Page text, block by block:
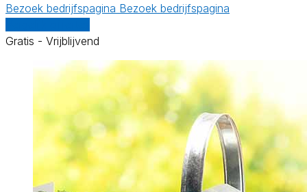
Bezoek bedrijfspagina Bezoek bedrijfspagina
Gratis - Vrijblijvend